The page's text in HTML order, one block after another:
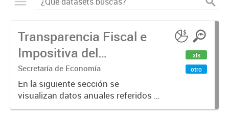
Transparencia Fiscal e
Impositiva del
Municipio. Año 2023
Secretaría de Economía
En la siguiente sección se
visualizan datos anuales referidos a
la transparencia fiscal e impositiva
xls
otro